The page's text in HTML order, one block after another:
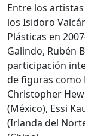
Entre los
los Isidoro
Plásticas en
Galindo, Rubén
participación
de figuras como
Christopher
(México), Essi
(Irlanda del